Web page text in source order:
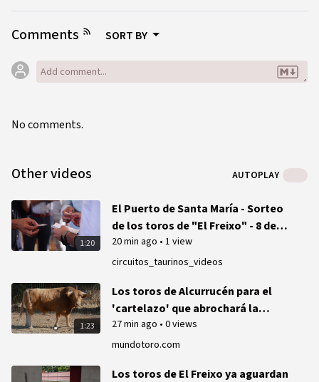
Comments SORT BY
No comments.
Other videos AUTOPLAY
1:20
circuitos_taurinos_videos
El Puerto de Santa María - Sorteo
de los toros de "El Freixo" - 8 de
agosto de 2026
20 min ago • 1 view
1:23
mundotoro.com
Los toros de Alcurrucén para el
'cartelazo' que abrochará la
Semana Grande de San Sebastián
27 min ago • 0 views
Los toros de El Freixo ya aguardan